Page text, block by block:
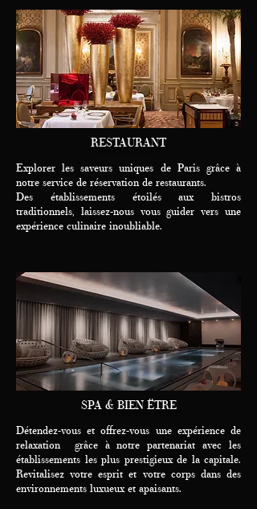
RESTAURANT
Explorer les saveurs uniques de Paris grâce à
notre service de réservation de restaurants.
Des établissements étoilés aux bistros
traditionnels, laissez-nous vous guider vers une
expérience culinaire inoubliable.
SPA & BIEN ËTRE
Détendez-vous et offrez-vous une expérience de
relaxation grâce à notre partenariat avec les
établissements les plus prestigieux de la capitale.
Revitalisez votre esprit et votre corps dans des
environnements luxueux et apaisants.